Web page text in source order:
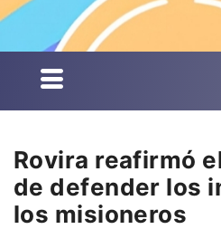
Rovira reafirmó
de defender los
los misioneros